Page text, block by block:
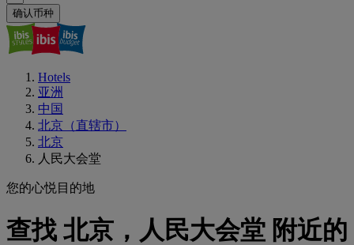
确认币种
Hotels
亚洲
中国
北京（直辖市）
北京
人民大会堂
您的心悦目的地
查找 北京，人民大会堂 附近的